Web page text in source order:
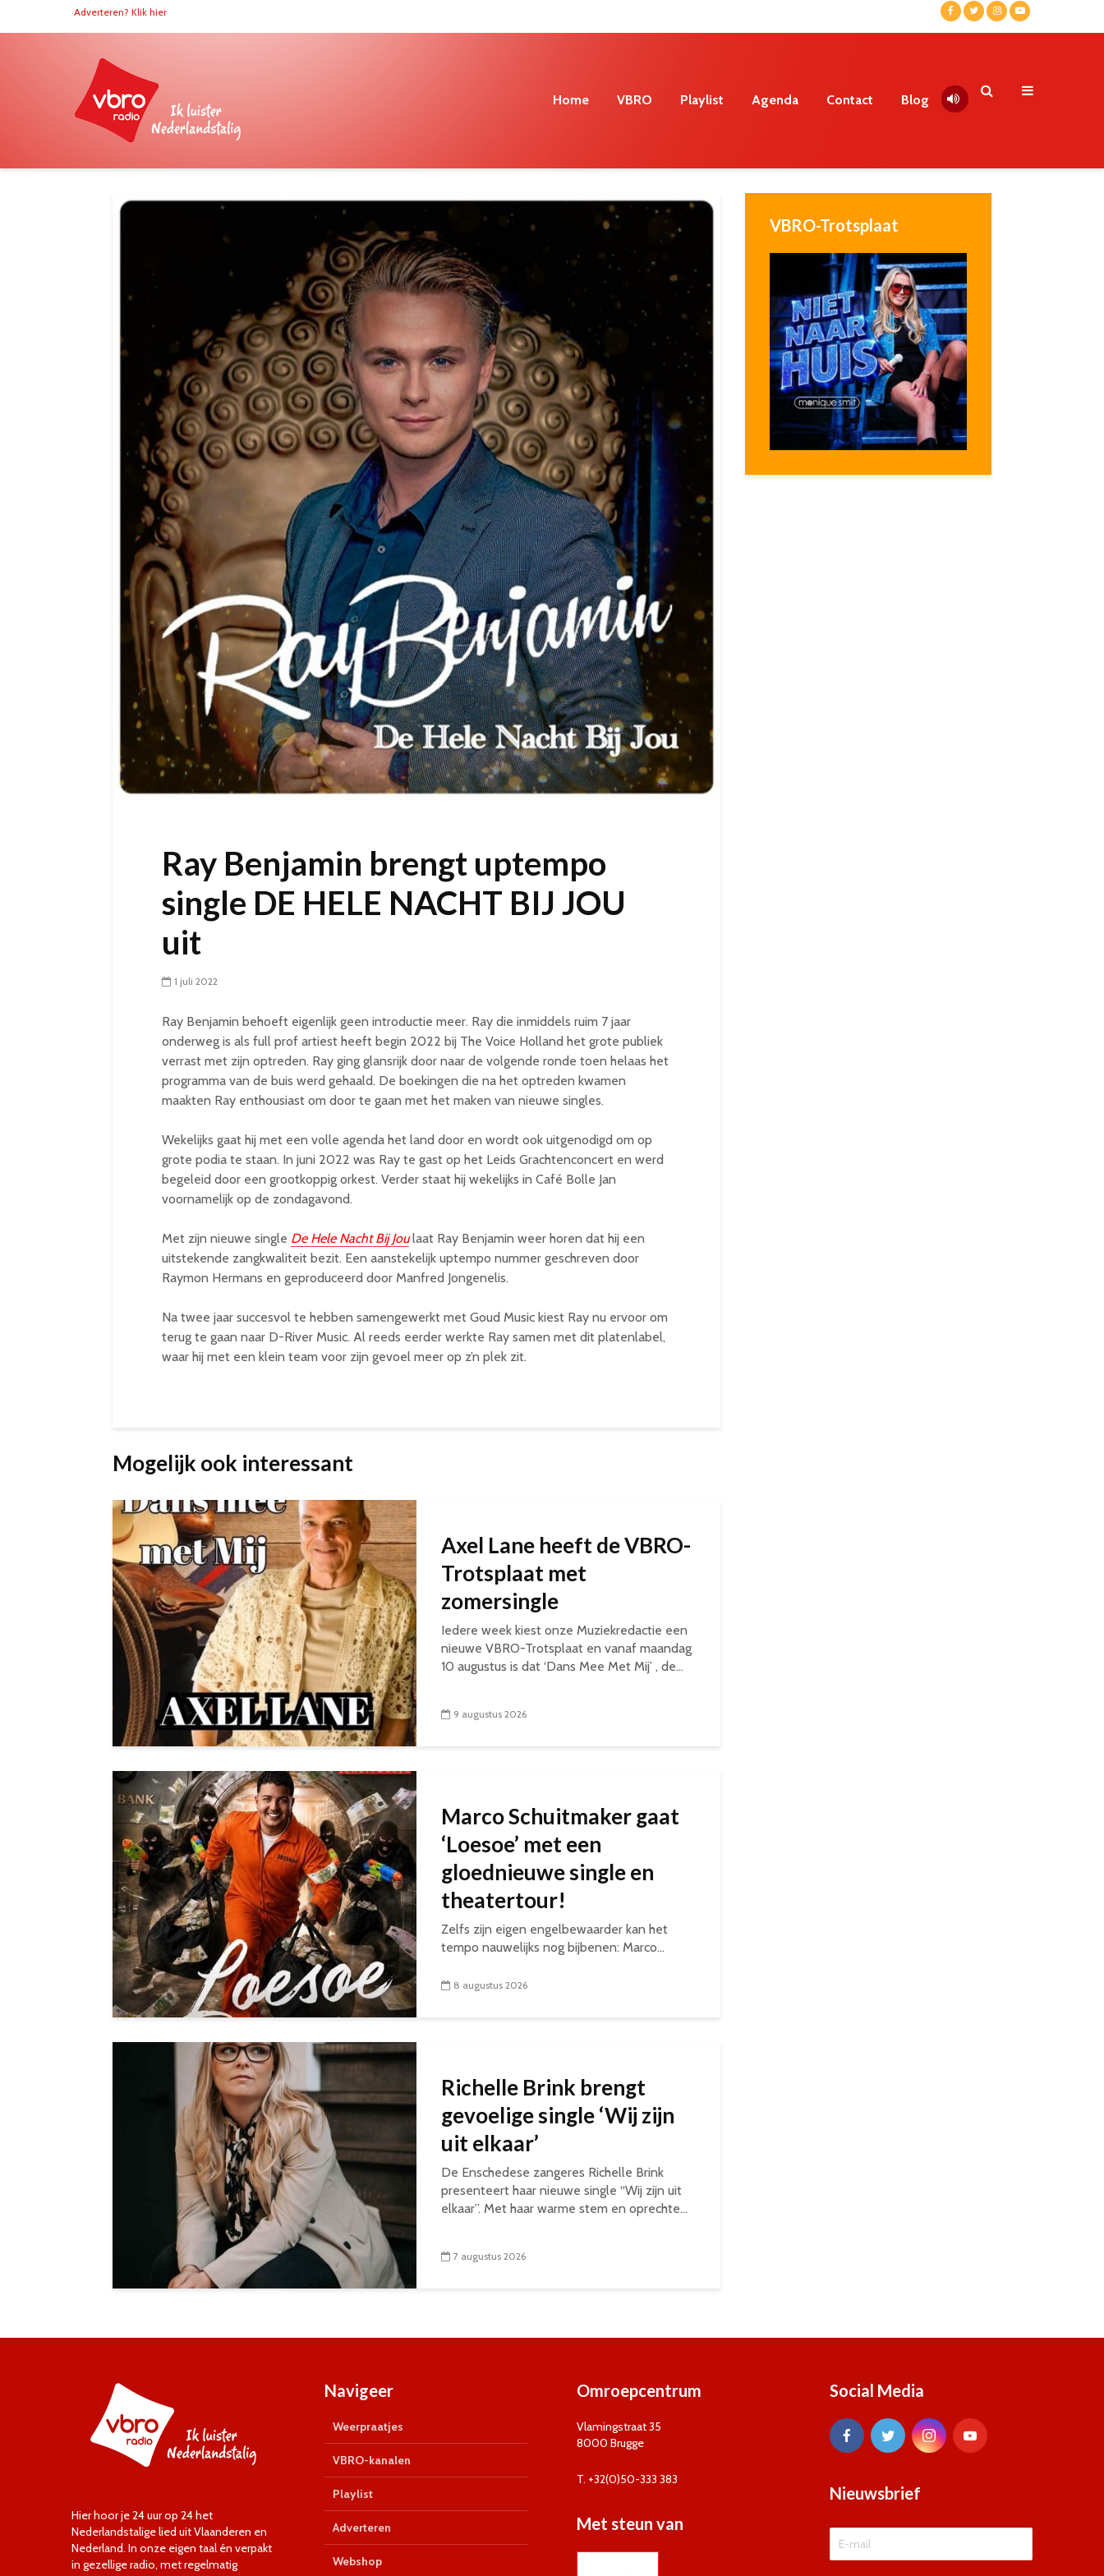
Adverteren? Klik hier
Home VBRO Playlist Agenda Contact Blog
Ray Benjamin brengt uptempo
single DE HELE NACHT BIJ JOU
uit
1 juli 2022
Ray Benjamin behoeft eigenlijk geen introductie meer. Ray die inmiddels ruim 7 jaar
onderweg is als full prof artiest heeft begin 2022 bij The Voice Holland het grote publiek
verrast met zijn optreden. Ray ging glansrijk door naar de volgende ronde toen helaas het
programma van de buis werd gehaald. De boekingen die na het optreden kwamen
maakten Ray enthousiast om door te gaan met het maken van nieuwe singles.
Wekelijks gaat hij met een volle agenda het land door en wordt ook uitgenodigd om op
grote podia te staan. In juni 2022 was Ray te gast op het Leids Grachtenconcert en werd
begeleid door een grootkoppig orkest. Verder staat hij wekelijks in Café Bolle Jan
voornamelijk op de zondagavond.
Met zijn nieuwe single De Hele Nacht Bij Joulaat Ray Benjamin weer horen dat hij een
uitstekende zangkwaliteit bezit. Een aanstekelijk uptempo nummer geschreven door
Raymon Hermans en geproduceerd door Manfred Jongenelis.
Na twee jaar succesvol te hebben samengewerkt met Goud Music kiest Ray nu ervoor om
terug te gaan naar D-River Music. Al reeds eerder werkte Ray samen met dit platenlabel,
waar hij met een klein team voor zijn gevoel meer op z’n plek zit.
Mogelijk ook interessant
Axel Lane heeft de VBRO-
Trotsplaat met
zomersingle
Iedere week kiest onze Muziekredactie een
nieuwe VBRO-Trotsplaat en vanaf maandag
10 augustus is dat ‘Dans Mee Met Mij’ , de...
9 augustus 2026
Marco Schuitmaker gaat
‘Loesoe’ met een
gloednieuwe single en
theatertour!
Zelfs zijn eigen engelbewaarder kan het
tempo nauwelijks nog bijbenen: Marco...
8 augustus 2026
Richelle Brink brengt
gevoelige single ‘Wij zijn
uit elkaar’
De Enschedese zangeres Richelle Brink
presenteert haar nieuwe single “Wij zijn uit
elkaar”. Met haar warme stem en oprechte...
7 augustus 2026
VBRO-Trotsplaat
Hier hoor je 24 uur op 24 het
Nederlandstalige lied uit Vlaanderen en
Nederland. In onze eigen taal én verpakt
in gezellige radio, met regelmatig
Navigeer
Weerpraatjes
VBRO-kanalen
Playlist
Adverteren
Webshop
Omroepcentrum
Vlamingstraat 35
8000 Brugge
T. +32(0)50-333 383
Met steun van
Social Media
Nieuwsbrief